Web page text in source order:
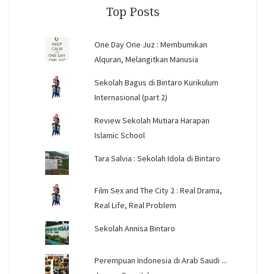
Top Posts
One Day One Juz : Membumikan
Alquran, Melangitkan Manusia
Sekolah Bagus di Bintaro Kurikulum
Internasional (part 2)
Review Sekolah Mutiara Harapan
Islamic School
Tara Salvia : Sekolah Idola di Bintaro
Film Sex and The City 2 : Real Drama,
Real Life, Real Problem
Sekolah Annisa Bintaro
Perempuan Indonesia di Arab Saudi ...